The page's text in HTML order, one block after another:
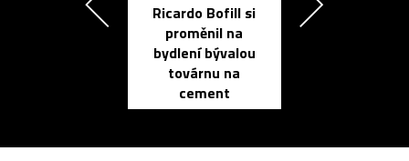
Ricardo Bofill si
proměnil na
bydlení bývalou
továrnu na
cement